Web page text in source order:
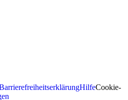
HilfeCookie-